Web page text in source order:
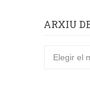
ARXIU